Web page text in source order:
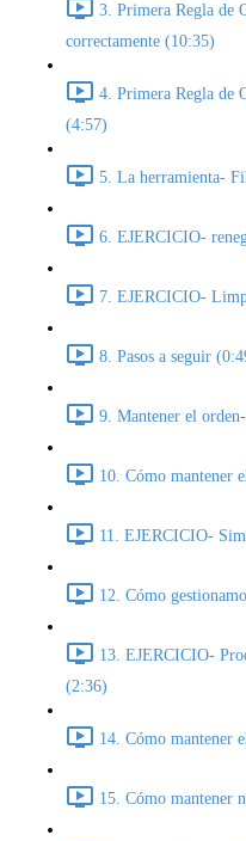
3. Primera Regla de
correctamente (10:35)
4. Primera Regla de
(4:57)
5. La herramienta-
6. EJERCICIO-
7. EJERCICIO-
8. Pasos a seguir
9. Mantener el
10. Cómo mantener
11. EJERCICIO-
12. Cómo
13. EJERCICIO-
(2:36)
14. Cómo mantener
15. Cómo mantener